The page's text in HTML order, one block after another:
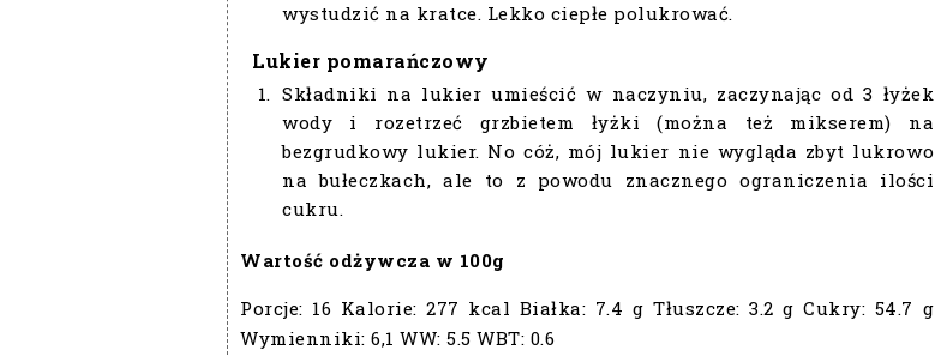
wystudzić na kratce. Lekko ciepłe polukrować.
Lukier pomarańczowy
Składniki na lukier umieścić w naczyniu, zaczynając od 3 łyżek
wody i rozetrzeć grzbietem łyżki (można też mikserem) na
bezgrudkowy lukier. No cóż, mój lukier nie wygląda zbyt lukrowo
na bułeczkach, ale to z powodu znacznego ograniczenia ilości
cukru.
Wartość odżywcza w 100g
Porcje: 16 Kalorie:277 kcal Białka: 7.4 g Tłuszcze:3.2 g Cukry: 54.7 g
Wymienniki: 6,1 WW: 5.5 WBT: 0.6